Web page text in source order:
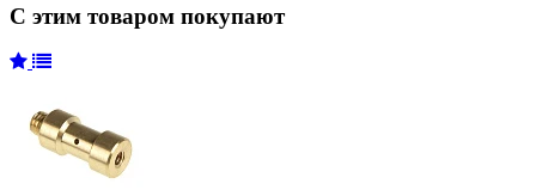
С этим товаром покупают